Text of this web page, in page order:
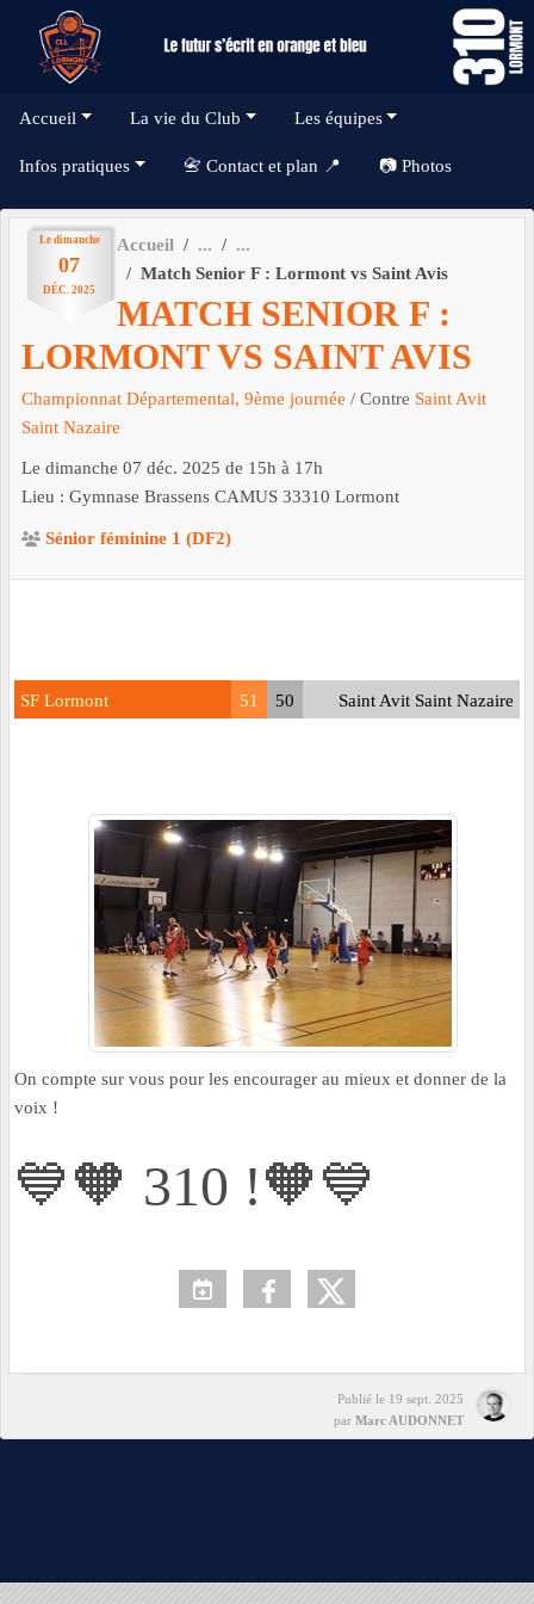
Accueil La vie du Club Les équipes
Infos pratiques 📇 Contact et plan 📍 📷 Photos
Le dimanche
07
DÉC. 2025
Accueil
Match Senior F : Lormont vs Saint Avis
MATCH SENIOR F :
LORMONT VS SAINT AVIS
Championnat Départemental, 9ème journée / Contre Saint Avit
Saint Nazaire
Le dimanche 07 déc. 2025 de 15h à 17h
Lieu : Gymnase Brassens CAMUS 33310 Lormont
Sénior féminine 1 (DF2)
SF Lormont 51 50 Saint Avit Saint Nazaire
On compte sur vous pour les encourager au mieux et donner de la
voix !
💙🧡 310 !🧡💙
Publié le 19 sept. 2025
par Marc AUDONNET
Panneau de gestion des cookies